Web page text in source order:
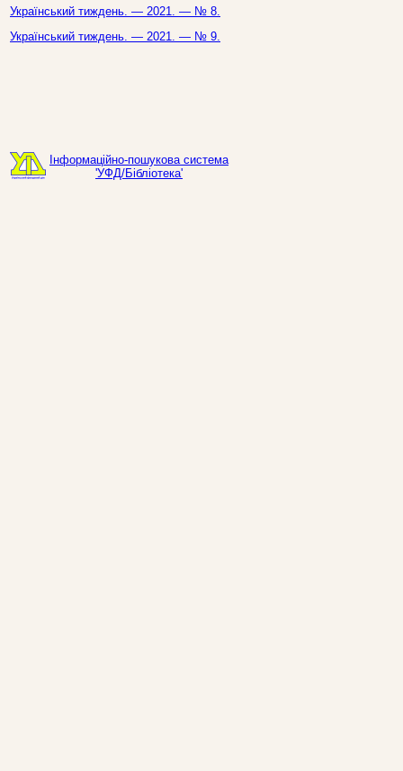
Український тиждень. — 2021. — № 8.
Український тиждень. — 2021. — № 9.
Інформаційно-пошукова система
'УФД/Бібліотека'